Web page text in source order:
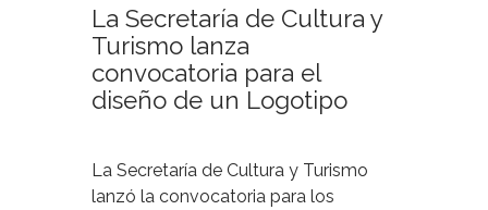
Noticias
Para ti
Contacto
La Secretaría de Cultura y
Turismo lanza
convocatoria para el
diseño de un Logotipo
La Secretaría de Cultura y Turismo
lanzó la convocatoria para los